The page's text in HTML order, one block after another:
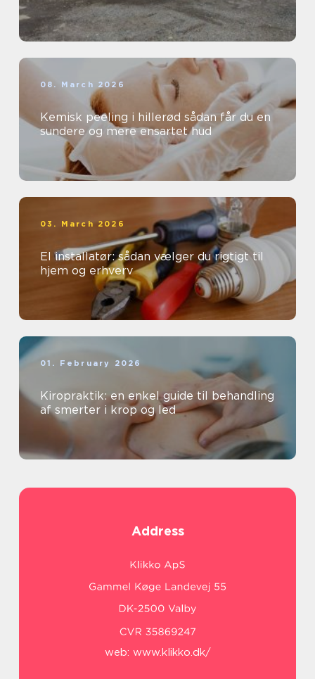
08. March 2026
Kemisk peeling i hillerød sådan får du en
sundere og mere ensartet hud
03. March 2026
El installatør: sådan vælger du rigtigt til
hjem og erhverv
01. February 2026
Kiropraktik: en enkel guide til behandling
af smerter i krop og led
Address
web: www.klikko.dk/